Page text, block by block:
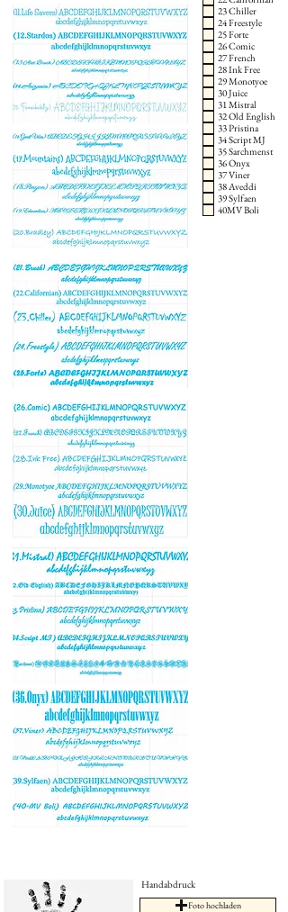
23 Chiller
24 Freestyle
25 Forte
26 Comic
27 French
28 Ink Free
29 Monotyoe
30 Juice
31 Mistral
32 Old English
33 Pristina
34 Script MJ
35 Sarchmenst
36 Onyx
37 Viner
38 Aveddi
39 Sylfaen
40MV Boli
Handabdruck
Foto hochladen